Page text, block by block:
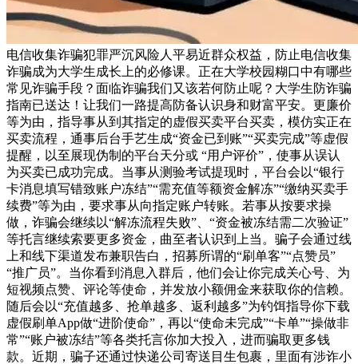
电信收集诈骗犯罪严沉风险人平易近群众权益，防止电信收集
诈骗成为大学生成长上的必修课。正在大学校园糊口中有哪些
常见诈骗手段？面临诈骗我们又该若何防止呢？大学生防诈骗
指南已送达！让我们一路提高防备认识身和财富平安。更廉价
等为由，指导事从到其指定的虚假买卖平台买卖，模仿实正在
买卖流程，通事后台手艺生成“资金已到账”“买卖完成”等虚假
提醒，以至展现伪制的平台天分或 “用户评价”，使事从误认
为买卖已成功完成。当事从测验考试提现时，平台会以“银行
卡消息填写错致账户冻结”“需充值等额资金解冻”“缴纳买卖手
续费”等为由，要求事从向指定账户转账。若事从按要求操
做，诈骗会继续以“解冻流程失败”、“资金被冻结需二次验证”
等托言继续索要更多资金，曲至者认识到上当。骗子会通过线
上和线下渠道发布兼职告白，招募所谓的“刷单客”“点赞员”
“推广员”。当你看到消息入群后，他们会让你完成关心号、为
短视频点赞、评论等使命，并发放小额佣金来获取你的信赖。
随后会以“充值越多、抢单越多、返利越多”为钓饵指导你下载
虚假刷单App做“进阶使命”，再以“使命未完成”“卡单”“操做非
常”“账户被冻结”等各类托言你加大投入，进而骗取更多钱
款。近期，骗子还通过快递公司寄送目生包裹，里面有涉诈小